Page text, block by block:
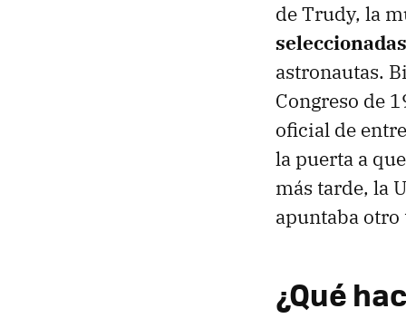
de Trudy, la
astronautas.
Congreso de
oficial de
la puerta a
más tarde, la
apuntaba otro
¿Qué